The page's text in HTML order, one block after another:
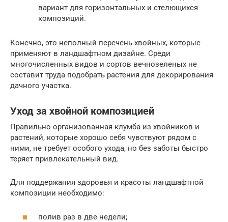
вариант для горизонтальных и стелющихся
композиций.
Конечно, это неполный перечень хвойных, которые
применяют в ландшафтном дизайне. Среди
многочисленных видов и сортов вечнозеленых не
составит труда подобрать растения для декорирования
дачного участка.
Уход за хвойной композицией
Правильно организованная клумба из хвойников и
растений, которые хорошо себя чувствуют рядом с
ними, не требует особого ухода, но без заботы быстро
теряет привлекательный вид.
Для поддержания здоровья и красоты ландшафтной
композиции необходимо:
полив раз в две недели;